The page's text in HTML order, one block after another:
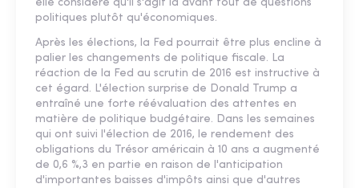
elle considère qu'il s'agit là avant tout de questions
politiques plutôt qu'économiques.
Après les élections, la Fed pourrait être plus encline à
palier les changements de politique fiscale. La
réaction de la Fed au scrutin de 2016 est instructive à
cet égard. L'élection surprise de Donald Trump a
entraîné une forte réévaluation des attentes en
matière de politique budgétaire. Dans les semaines
qui ont suivi l'élection de 2016, le rendement des
obligations du Trésor américain à 10 ans a augmenté
de 0,6 %,3 en partie en raison de l'anticipation
d'importantes baisses d'impôts ainsi que d'autres